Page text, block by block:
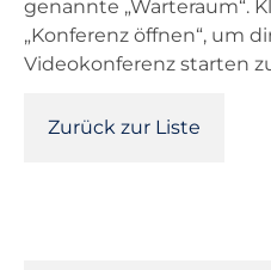
genannte „Warteraum“.
„Konferenz öffnen“, um
Videokonferenz starten
Zurück zur Liste